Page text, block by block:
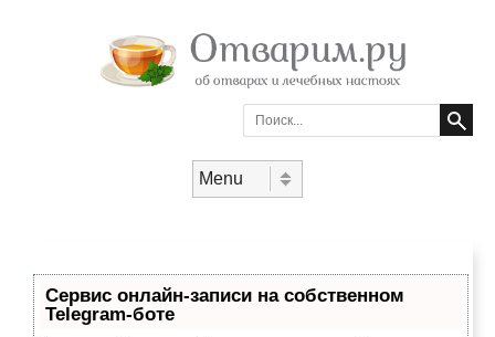
Search
Сервис онлайн-записи на собственном
Telegram-боте